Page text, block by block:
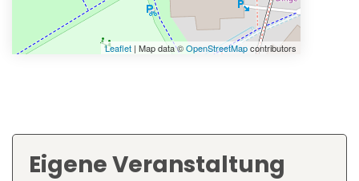
Leaflet | Map data ©OpenStreetMapcontributors
Eigene Veranstaltung